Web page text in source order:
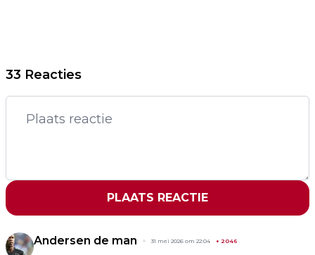
33 Reacties
PLAATS REACTIE
Andersen de man 31 mei 2026 om 22:04 + 2046